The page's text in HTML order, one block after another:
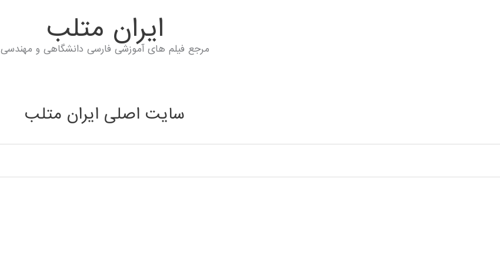
ايران متلب
مرجع فیلم های آموزشی فارسی دانشگاهی و مهندسی
سایت اصلی ایران متلب